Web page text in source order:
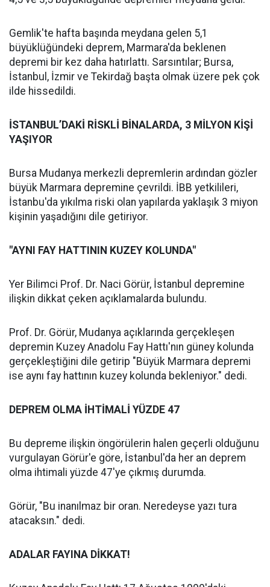
Gemlik'te hafta başında meydana gelen 5,1
büyüklüğündeki deprem, Marmara'da beklenen
depremi bir kez daha hatırlattı. Sarsıntılar; Bursa,
İstanbul, İzmir ve Tekirdağ başta olmak üzere pek çok
ilde hissedildi.
İSTANBUL’DAKİ RİSKLİ BİNALARDA, 3 MİLYON KİŞİ
YAŞIYOR
Bursa Mudanya merkezli depremlerin ardından gözler
büyük Marmara depremine çevrildi. İBB yetkilileri,
İstanbu'da yıkılma riski olan yapılarda yaklaşık 3 miyon
kişinin yaşadığını dile getiriyor.
"AYNI FAY HATTININ KUZEY KOLUNDA"
Yer Bilimci Prof. Dr. Naci Görür, İstanbul depremine
ilişkin dikkat çeken açıklamalarda bulundu.
Prof. Dr. Görür, Mudanya açıklarında gerçekleşen
depremin Kuzey Anadolu Fay Hattı'nın güney kolunda
gerçekleştiğini dile getirip "Büyük Marmara depremi
ise aynı fay hattının kuzey kolunda bekleniyor." dedi.
DEPREM OLMA İHTİMALİ YÜZDE 47
Bu depreme ilişkin öngörülerin halen geçerli olduğunu
vurgulayan Görür'e göre, İstanbul'da her an deprem
olma ihtimali yüzde 47'ye çıkmış durumda.
Görür, "Bu inanılmaz bir oran. Neredeyse yazı tura
atacaksın." dedi.
ADALAR FAYINA DİKKAT!